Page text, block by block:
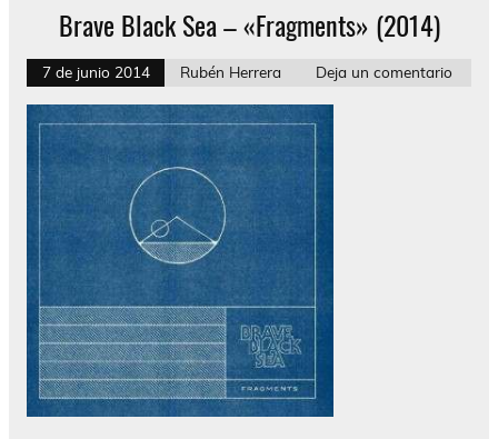
Brave Black Sea – «Fragments» (2014)
7 de junio 2014 Rubén Herrera Deja un comentario